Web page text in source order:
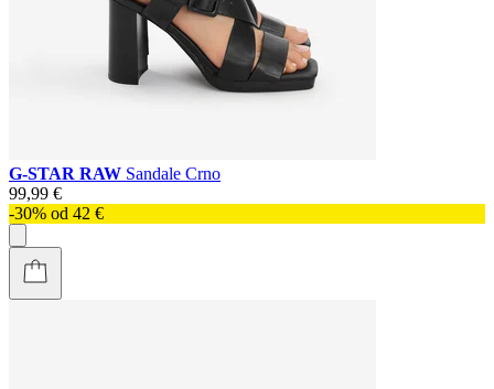
G-STAR RAW Sandale Crno
99,99 €
-30% od 42 €